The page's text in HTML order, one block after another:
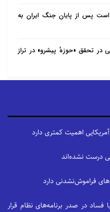
چه که باشد.
با آن
که دموکرات‌ها از
بپردازند
سوم از تجربیاتی
و پوپولیستی
سخن گفته شده
پوپولیسم،
مائوئیسم
با
دارند.
پس از پایان جنگ ایران به
در تحقق «حوزهٔ پیشرو» در تراز
اهمیت کمتری دارد
درست نشده‌اند
فراموش‌نشدنی دارد
فساد در صدر برنامه‌های نظام قرار